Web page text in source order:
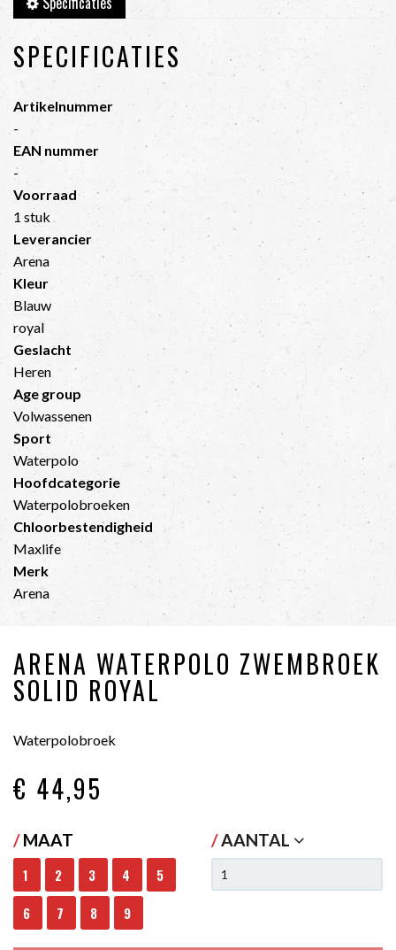
SPECIFICATIES
Artikelnummer
-
EAN nummer
-
Voorraad
1 stuk
Leverancier
Arena
Kleur
Blauw
royal
Geslacht
Heren
Age group
Volwassenen
Sport
Waterpolo
Hoofdcategorie
Waterpolobroeken
Chloorbestendigheid
Maxlife
Merk
Arena
ARENA WATERPOLO ZWEMBROEK
SOLID ROYAL
Waterpolobroek
€ 44,95
/MAAT
1 2 3 4
5
6
7 8 9
/AANTAL